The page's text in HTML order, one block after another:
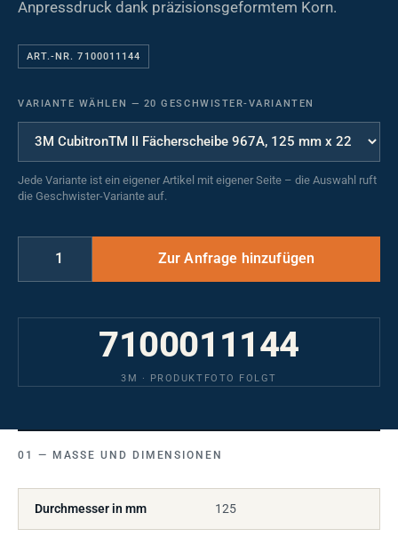
Anpressdruck dank präzisionsgeformtem Korn.
ART.-NR. 7100011144
VARIANTE WÄHLEN — 20 GESCHWISTER-VARIANTEN
Jede Variante ist ein eigener Artikel mit eigener Seite – die Auswahl ruft
die Geschwister-Variante auf.
7100011144
3M · PRODUKTFOTO FOLGT
MASSE UND DIMENSIONEN
Durchmesser in mm 125